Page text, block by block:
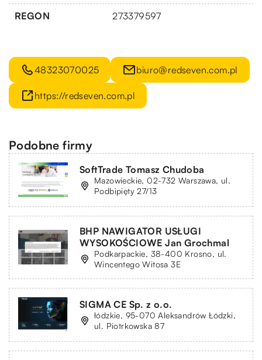
REGON 273379597
48323070025 biuro@redseven.com.pl
https://redseven.com.pl
Podobne firmy
SoftTrade Tomasz Chudoba
Mazowieckie, 02-732 Warszawa, ul.
Podbipięty 27/13
BHP NAWIGATOR USŁUGI
WYSOKOŚCIOWE Jan Grochmal
Podkarpackie, 38-400 Krosno, ul.
Wincentego Witosa 3E
SIGMA CE Sp. z o.o.
łódzkie, 95-070 Aleksandrów Łódzki,
ul. Piotrkowska 87